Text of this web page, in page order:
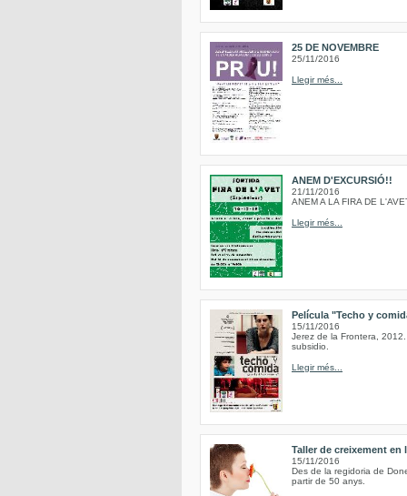
25 DE NOVEMBRE
25/11/2016
Llegir més...
ANEM D'EXCURSIÓ!!
21/11/2016
ANEM A LA FIRA DE
Llegir més...
Película "Techo y
15/11/2016
Jerez de la Frontera,
subsidio.
Llegir més...
Taller de creixement en
15/11/2016
Des de la regidoria de
partir de 50 anys.